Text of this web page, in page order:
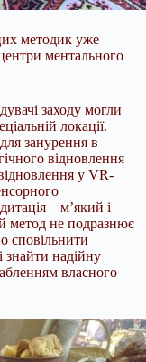
методик уже
центри ментального
заходу могли
локації.
занурення в
відновлення
у VR-
– м’який і
метод не подразнює
сповільнити
знайти надійну
власного